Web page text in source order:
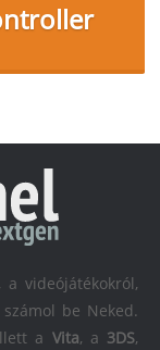
videójátékokról,
be Neked.
a Vita, a 3DS,